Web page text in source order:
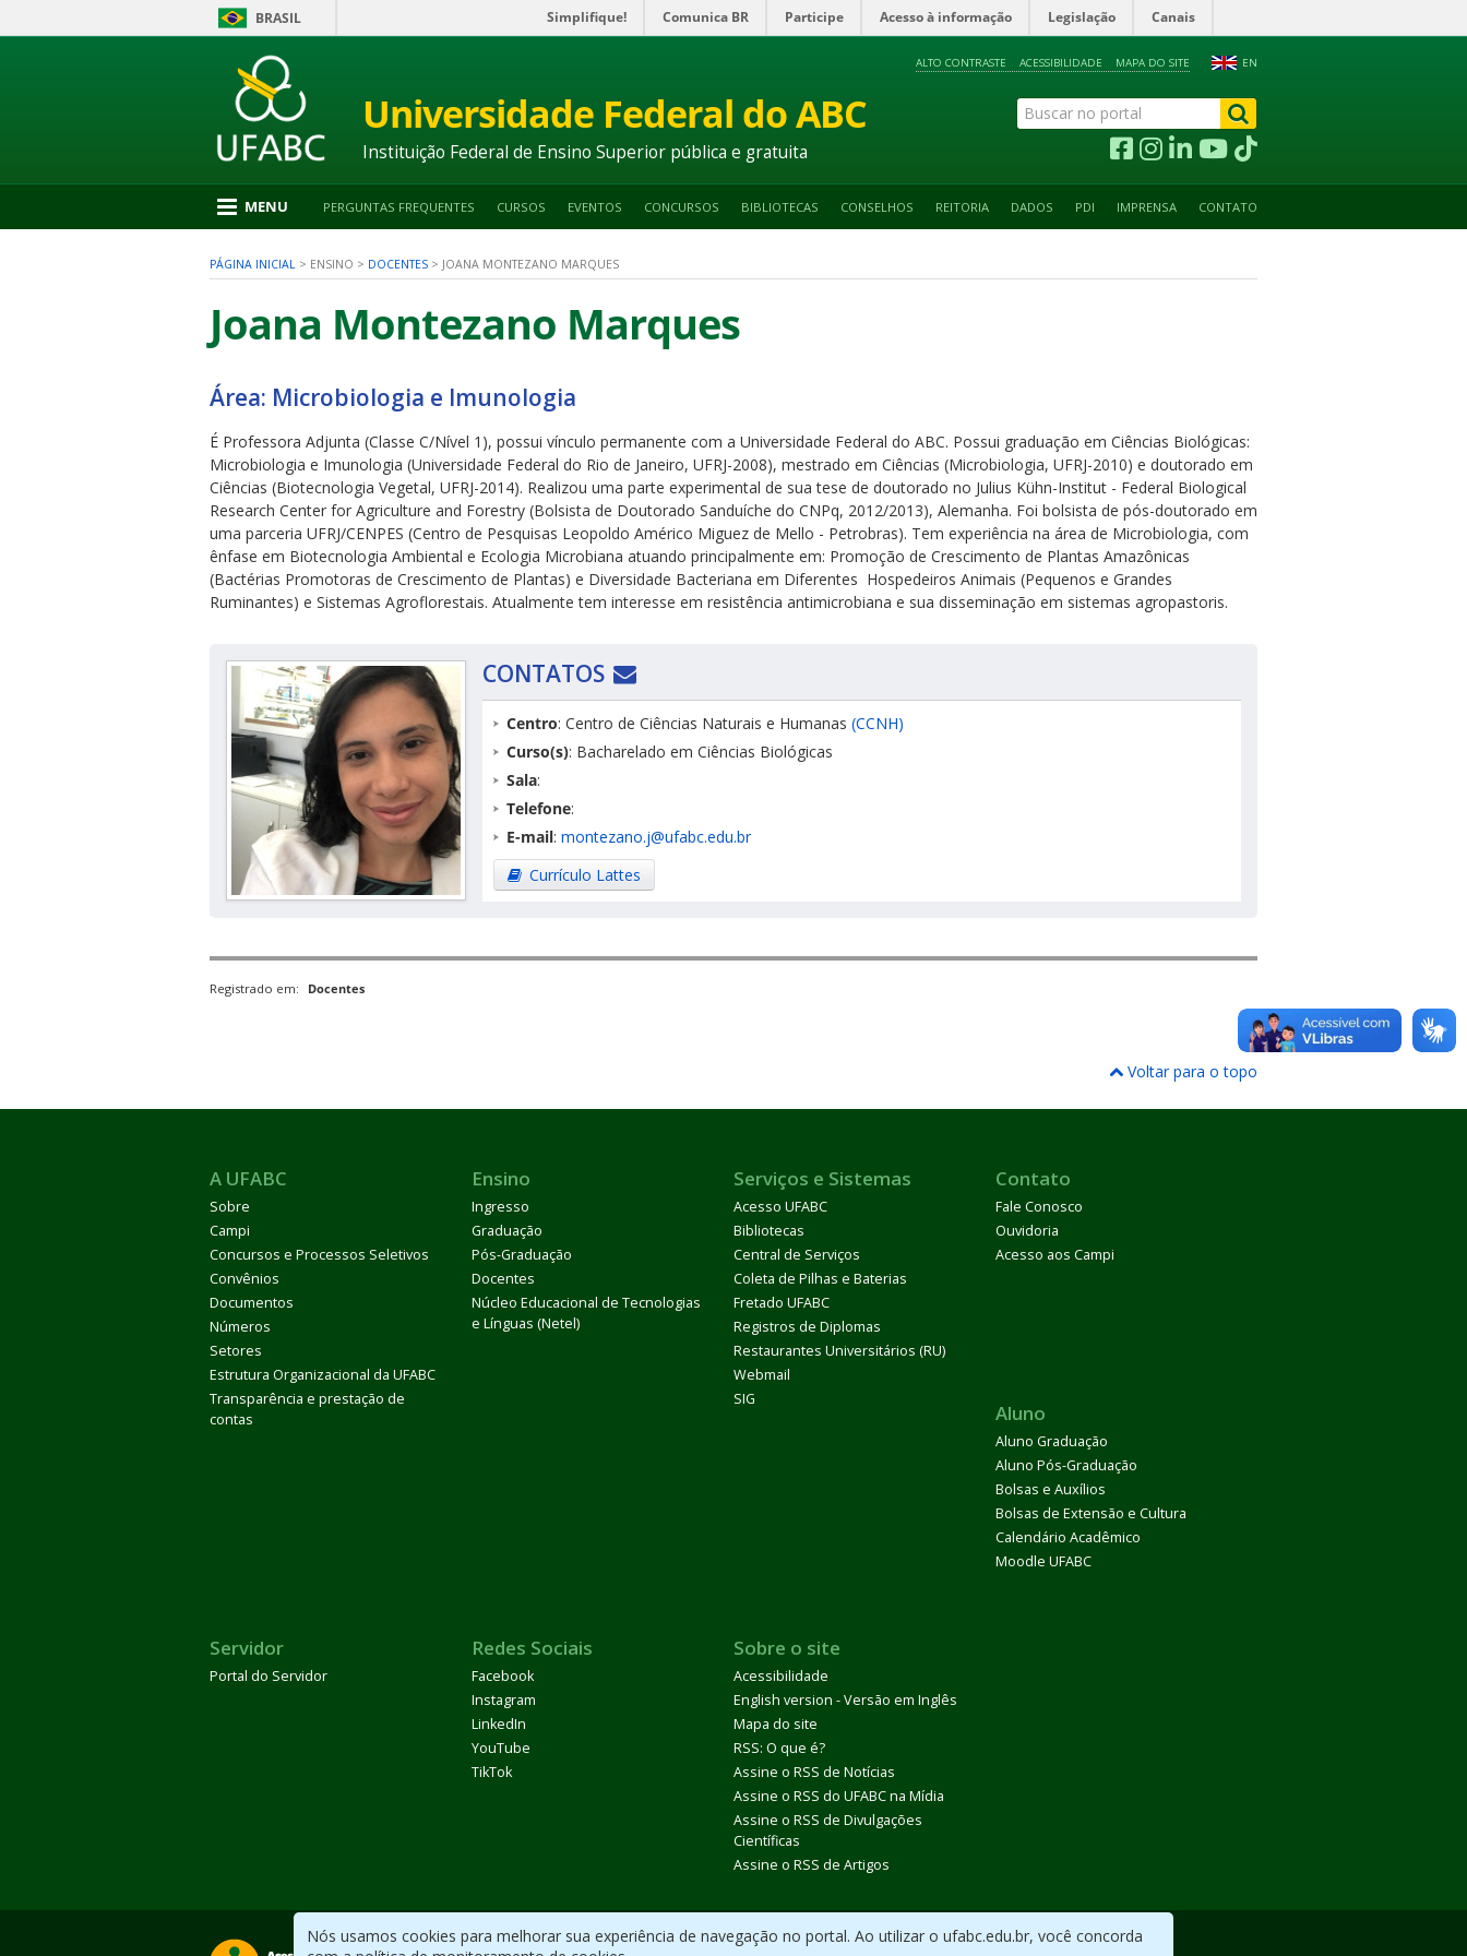
BRASIL Simplifique! Comunica BR Participe Acesso à informação Legislação Canais
para
2
Ir
EN
ALTO CONTRASTE ACESSIBILIDADE MAPA DO SITE
Universidade Federal do ABC
Instituição Federal de Ensino Superior pública e gratuita
Nós usamos cookies para melhorar sua experiência de navegação no portal. Ao utilizar o ufabc.edu.br, você concorda
MENU PERGUNTAS FREQUENTES CURSOS EVENTOS CONCURSOS BIBLIOTECAS CONSELHOS REITORIA DADOS PDI IMPRENSA CONTATO
PÁGINA INICIAL > ENSINO > DOCENTES > JOANA MONTEZANO MARQUES
Joana Montezano Marques
Área: Microbiologia e Imunologia
É Professora Adjunta (Classe C/Nível 1), possui vínculo permanente com a Universidade Federal do ABC. Possui graduação em Ciências Biológicas:
Microbiologia e Imunologia (Universidade Federal do Rio de Janeiro, UFRJ-2008), mestrado em Ciências (Microbiologia, UFRJ-2010) e doutorado em
Ciências (Biotecnologia Vegetal, UFRJ-2014). Realizou uma parte experimental de sua tese de doutorado no Julius Kühn-Institut - Federal Biological
Research Center for Agriculture and Forestry (Bolsista de Doutorado Sanduíche do CNPq, 2012/2013), Alemanha. Foi bolsista de pós-doutorado em
uma parceria UFRJ/CENPES (Centro de Pesquisas Leopoldo Américo Miguez de Mello - Petrobras). Tem experiência na área de Microbiologia, com
ênfase em Biotecnologia Ambiental e Ecologia Microbiana atuando principalmente em: Promoção de Crescimento de Plantas Amazônicas
(Bactérias Promotoras de Crescimento de Plantas) e Diversidade Bacteriana em Diferentes Hospedeiros Animais (Pequenos e Grandes
Ruminantes) e Sistemas Agroflorestais. Atualmente tem interesse em resistência antimicrobiana e sua disseminação em sistemas agropastoris.
CONTATOS
Centro: Centro de Ciências Naturais e Humanas (CCNH)
Curso(s): Bacharelado em Ciências Biológicas
Sala:
Telefone:
E-mail: montezano.j@ufabc.edu.br
Currículo Lattes
Registrado em: Docentes
Voltar para o topo
A UFABC
Sobre
Campi
Concursos e Processos Seletivos
Convênios
Documentos
Números
Setores
Estrutura Organizacional da UFABC
Transparência e prestação de
contas
Ensino
Ingresso
Graduação
Pós-Graduação
Docentes
Núcleo Educacional de Tecnologias
e Línguas (Netel)
Serviços e Sistemas
Acesso UFABC
Bibliotecas
Central de Serviços
Coleta de Pilhas e Baterias
Fretado UFABC
Registros de Diplomas
Restaurantes Universitários (RU)
Webmail
SIG
Contato
Fale Conosco
Ouvidoria
Acesso aos Campi
Aluno
Aluno Graduação
Aluno Pós-Graduação
Bolsas e Auxílios
Bolsas de Extensão e Cultura
Calendário Acadêmico
Moodle UFABC
Servidor
Portal do Servidor
Redes Sociais
Facebook
Instagram
LinkedIn
YouTube
TikTok
Sobre o site
Acessibilidade
English version - Versão em Inglês
Mapa do site
RSS: O que é?
Assine o RSS de Notícias
Assine o RSS do UFABC na Mídia
Assine o RSS de Divulgações
Científicas
Assine o RSS de Artigos